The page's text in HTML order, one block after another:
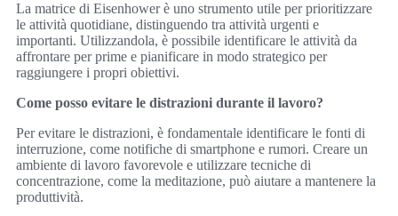
La matrice di Eisenhower è uno strumento utile per prioritizzare
le attività quotidiane, distinguendo tra attività urgenti e
importanti. Utilizzandola, è possibile identificare le attività da
affrontare per prime e pianificare in modo strategico per
raggiungere i propri obiettivi.
Come posso evitare le distrazioni durante il lavoro?
Per evitare le distrazioni, è fondamentale identificare le fonti di
interruzione, come notifiche di smartphone e rumori. Creare un
ambiente di lavoro favorevole e utilizzare tecniche di
concentrazione, come la meditazione, può aiutare a mantenere la
produttività.